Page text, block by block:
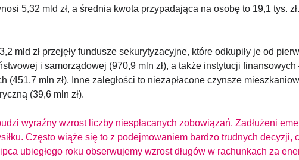
5,32 mld zł, a średnia kwota przypadająca na osobę to 19,1 tys.
mld zł przejęły fundusze sekurytyzacyjne, które odkupiły je od
i samorządowej (970,9 mln zł), a także instytucji finansowych
mln zł). Inne zaległości to niezapłacone czynsze
(39,6 mln zł).
wyraźny wzrost liczby niespłacanych zobowiązań. Zadłużeni
Często wiąże się to z podejmowaniem bardzo trudnych decyzji,
ubiegłego roku obserwujemy wzrost długów w rachunkach za